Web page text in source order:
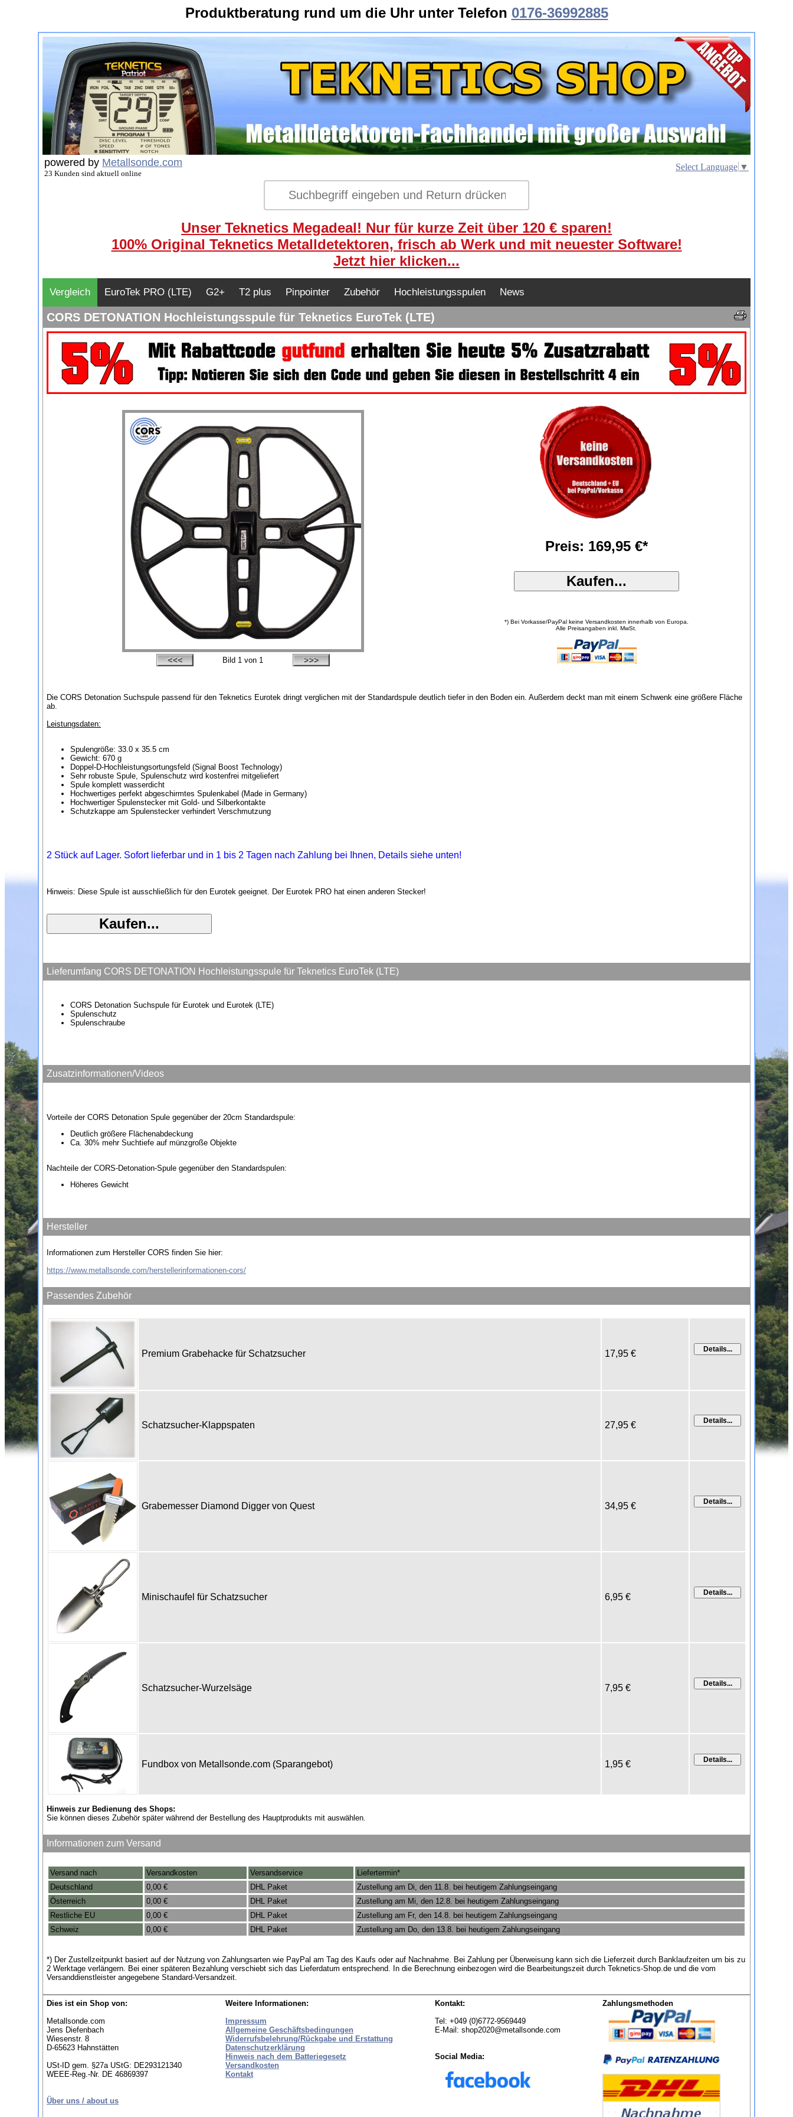
Produktberatung rund um die Uhr unter Telefon 0176-36992885
powered by Metallsonde.com
23 Kunden sind aktuell online
Select Language ▼
Unser Teknetics Megadeal! Nur für kurze Zeit über 120 € sparen!
100% Original Teknetics Metalldetektoren, frisch ab Werk und mit neuester Software!
Jetzt hier klicken...
Vergleich EuroTek PRO (LTE) G2+ T2 plus Pinpointer Zubehör Hochleistungsspulen News
CORS DETONATION Hochleistungsspule für Teknetics EuroTek (LTE)
Bild 1 von 1
Preis: 169,95 €*
*) Bei Vorkasse/PayPal keine Versandkosten innerhalb von Europa.
Alle Preisangaben inkl. MwSt.
Die CORS Detonation Suchspule passend für den Teknetics Eurotek dringt verglichen mit der Standardspule deutlich tiefer in den Boden ein. Außerdem deckt man mit einem Schwenk eine größere Fläche
ab.
Leistungsdaten:
Spulengröße: 33.0 x 35.5 cm
Gewicht: 670 g
Doppel-D-Hochleistungsortungsfeld (Signal Boost Technology)
Sehr robuste Spule, Spulenschutz wird kostenfrei mitgeliefert
Spule komplett wasserdicht
Hochwertiges perfekt abgeschirmtes Spulenkabel (Made in Germany)
Hochwertiger Spulenstecker mit Gold- und Silberkontakte
Schutzkappe am Spulenstecker verhindert Verschmutzung
2 Stück auf Lager. Sofort lieferbar und in 1 bis 2 Tagen nach Zahlung bei Ihnen, Details siehe unten!
Hinweis: Diese Spule ist ausschließlich für den Eurotek geeignet. Der Eurotek PRO hat einen anderen Stecker!
Lieferumfang CORS DETONATION Hochleistungsspule für Teknetics EuroTek (LTE)
CORS Detonation Suchspule für Eurotek und Eurotek (LTE)
Spulenschutz
Spulenschraube
Zusatzinformationen/Videos
Vorteile der CORS Detonation Spule gegenüber der 20cm Standardspule:
Deutlich größere Flächenabdeckung
Ca. 30% mehr Suchtiefe auf münzgroße Objekte
Nachteile der CORS-Detonation-Spule gegenüber den Standardspulen:
Höheres Gewicht
Hersteller
Informationen zum Hersteller CORS finden Sie hier:
https://www.metallsonde.com/herstellerinformationen-cors/
Passendes Zubehör
Premium Grabehacke für Schatzsucher 17,95 €
Schatzsucher-Klappspaten 27,95 €
Grabemesser Diamond Digger von Quest 34,95 €
Minischaufel für Schatzsucher 6,95 €
Schatzsucher-Wurzelsäge 7,95 €
Fundbox von Metallsonde.com (Sparangebot) 1,95 €
Hinweis zur Bedienung des Shops:
Sie können dieses Zubehör später während der Bestellung des Hauptprodukts mit auswählen.
Informationen zum Versand
Versand nach Versandkosten Versandservice
Liefertermin*
Deutschland
0,00 € DHL Paket
Zustellung am Di, den 11.8. bei heutigem Zahlungseingang
Österreich
0,00 € DHL Paket
Zustellung am Mi, den 12.8. bei heutigem Zahlungseingang
Restliche EU
0,00 € DHL Paket
Zustellung am Fr, den 14.8. bei heutigem Zahlungseingang
Schweiz
0,00 € DHL Paket Zustellung am Do, den 13.8. bei heutigem Zahlungseingang
*) Der Zustellzeitpunkt basiert auf der Nutzung von Zahlungsarten wie PayPal am Tag des Kaufs oder auf Nachnahme. Bei Zahlung per Überweisung kann sich die Lieferzeit durch Banklaufzeiten um bis zu
2 Werktage verlängern. Bei einer späteren Bezahlung verschiebt sich das Lieferdatum entsprechend. In die Berechnung einbezogen wird die Bearbeitungszeit durch Teknetics-Shop.de und die vom
Versanddienstleister angegebene Standard-Versandzeit.
Dies ist ein Shop von:
Metallsonde.com
Jens Diefenbach
Wiesenstr. 8
D-65623 Hahnstätten
USt-ID gem. §27a UStG: DE293121340
WEEE-Reg.-Nr. DE 46869397
Über uns / about us
Weitere Informationen:
Impressum
Allgemeine Geschäftsbedingungen
Widerrufsbelehrung/Rückgabe und Erstattung
Datenschutzerklärung
Hinweis nach dem Batteriegesetz
Versandkosten
Kontakt
Kontakt:
Tel: +049 (0)6772-9569449
E-Mail: shop2020@metallsonde.com
Social Media:
Zahlungsmethoden